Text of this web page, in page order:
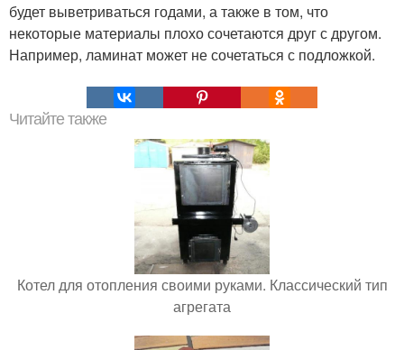
будет выветриваться годами, а также в том, что
некоторые материалы плохо сочетаются друг с другом.
Например, ламинат может не сочетаться с подложкой.
Читайте также
Котел для отопления своими руками. Классический тип
агрегата